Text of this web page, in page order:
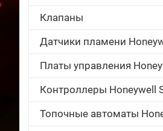
Клапаны
Датчики пламени
Платы управления
Контроллеры Honeywell
Топочные автоматы